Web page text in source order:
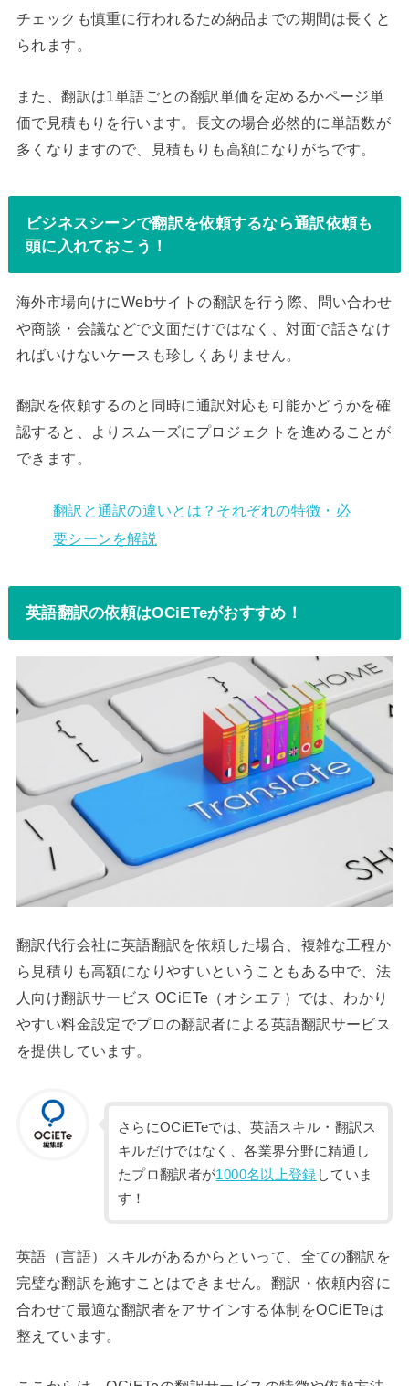
チェックも慎重に行われるため納品までの期間は長くと
られます。
また、翻訳は1単語ごとの翻訳単価を定めるかページ単
価で見積もりを行います。長文の場合必然的に単語数が
多くなりますので、見積もりも高額になりがちです。
ビジネスシーンで翻訳を依頼するなら通訳依頼も
頭に入れておこう！
海外市場向けにWebサイトの翻訳を行う際、問い合わせ
や商談・会議などで文面だけではなく、対面で話さなけ
ればいけないケースも珍しくありません。
翻訳を依頼するのと同時に通訳対応も可能かどうかを確
認すると、よりスムーズにプロジェクトを進めることが
できます。
翻訳と通訳の違いとは？それぞれの特徴・必
要シーンを解説
英語翻訳の依頼はOCiETeがおすすめ！
翻訳代行会社に英語翻訳を依頼した場合、複雑な工程か
ら見積りも高額になりやすいということもある中で、法
人向け翻訳サービス OCiETe（オシエテ）では、わかり
やすい料金設定でプロの翻訳者による英語翻訳サービス
を提供しています。
さらにOCiETeでは、英語スキル・翻訳ス
キルだけではなく、各業界分野に精通し
たプロ翻訳者が1000名以上登録 していま
す！
英語（言語）スキルがあるからといって、全ての翻訳を
完璧な翻訳を施すことはできません。翻訳・依頼内容に
合わせて最適な翻訳者をアサインする体制をOCiETeは
整えています。